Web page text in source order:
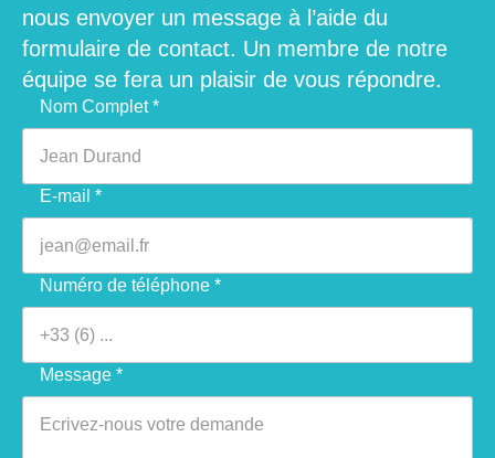
nous envoyer un message à l’aide du
formulaire de contact. Un membre de notre
équipe se fera un plaisir de vous répondre.
Veuillez laisser ce champ vide.
Nom Complet *
E-mail *
Numéro de téléphone *
Message *